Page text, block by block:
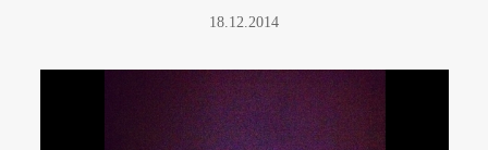
18.12.2014